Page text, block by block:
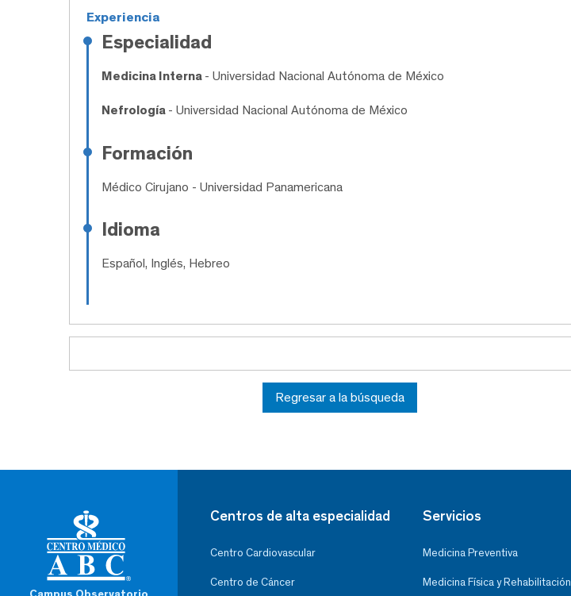
Experiencia
Especialidad
Medicina Interna - Universidad Nacional Autónoma de México
Nefrología - Universidad Nacional Autónoma de México
Formación
Médico Cirujano - Universidad Panamericana
Idioma
Español, Inglés, Hebreo
Regresar a la búsqueda
Centros de alta especialidad
Centro Cardiovascular
Centro de Cáncer
Servicios
Medicina Preventiva
Medicina Física y Rehabilitación